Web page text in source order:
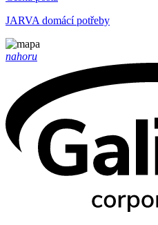
JARVA domácí potřeby
nahoru